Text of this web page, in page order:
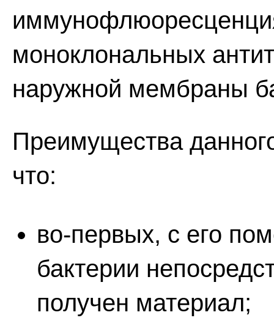
моноклональных
наружной мембраны
Преимущества
что:
во-первых, с его
бактерии
получен материал;